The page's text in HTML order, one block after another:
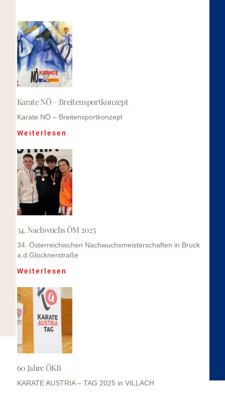
Karate NÖ – Breitensportkonzept
Karate NÖ – Breitensportkonzept
Weiterlesen
34. Nachwuchs ÖM 2025
34. Österreichischen Nachwuchsmeisterschaften in Bruck
a.d.Glocknerstraße
Weiterlesen
60 Jahre ÖKB
KARATE AUSTRIA – TAG 2025 in VILLACH